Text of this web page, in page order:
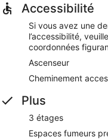
Accessibilité
Si vous avez une
l’accessibilité,
coordonnées
Ascenseur
Cheminement
Plus
3 étages
Espaces fumeurs